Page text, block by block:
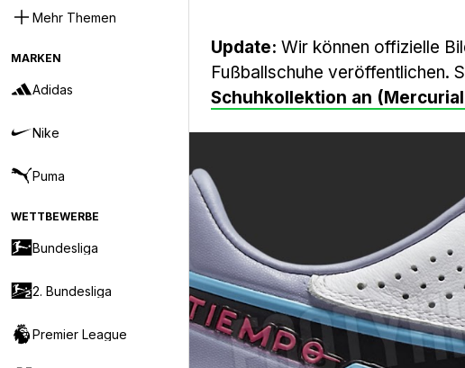
Mehr Themen
MARKEN
Adidas
Nike
Puma
WETTBEWERBE
Bundesliga
2. Bundesliga
Premier League
Update: Wir können offizielle
Fußballschuhe veröffentlichen.
Schuhkollektion an